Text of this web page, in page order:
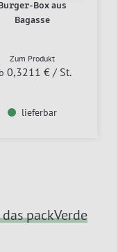
Box aus
Bagasse
Zum Produkt
0,3211 € / St.
lieferbar
packVerde